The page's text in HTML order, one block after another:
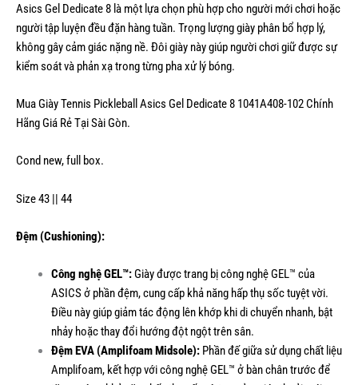
Asics Gel Dedicate 8 là một lựa chọn phù hợp cho người mới chơi hoặc
người tập luyện đều đặn hàng tuần. Trọng lượng giày phân bổ hợp lý,
không gây cảm giác nặng nề. Đôi giày này giúp người chơi giữ được sự
kiểm soát và phản xạ trong từng pha xử lý bóng.
Mua Giày Tennis Pickleball Asics Gel Dedicate 8 1041A408-102 Chính
Hãng Giá Rẻ Tại Sài Gòn.
Cond new, full box.
Size 43 || 44
Đệm (Cushioning):
Công nghệ GEL™:Giày được trang bị công nghệ GEL™ của
ASICS ở phần đệm, cung cấp khả năng hấp thụ sốc tuyệt vời.
Điều này giúp giảm tác động lên khớp khi di chuyển nhanh, bật
nhảy hoặc thay đổi hướng đột ngột trên sân.
Đệm EVA (Amplifoam Midsole):Phần đế giữa sử dụng chất liệu
Amplifoam, kết hợp với công nghệ GEL™ ở bàn chân trước để